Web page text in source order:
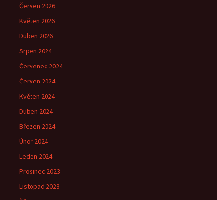
Červen 2026
Květen 2026
Duben 2026
Srpen 2024
Červenec 2024
Červen 2024
Květen 2024
Duben 2024
Březen 2024
Únor 2024
Leden 2024
Prosinec 2023
Listopad 2023